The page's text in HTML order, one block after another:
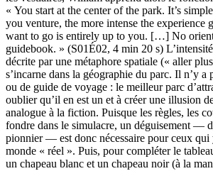
« You start at the center of the park. It’s
you venture, the more intense the experience
want to go is entirely up to you. […] No
guidebook. » (S01É02, 4 min 20 s)
décrite par une métaphore spatiale (« aller
s’incarne dans la géographie du parc. Il n’y a
ou de guide de voyage : le meilleur parc
oublier qu’il en est un et à créer une illusion
analogue à la fiction. Puisque les règles, les
fondre dans le simulacre, un déguisement —
pionnier — est donc nécessaire pour ceux qui
monde « réel ». Puis, pour compléter le
un chapeau blanc et un chapeau noir (à la